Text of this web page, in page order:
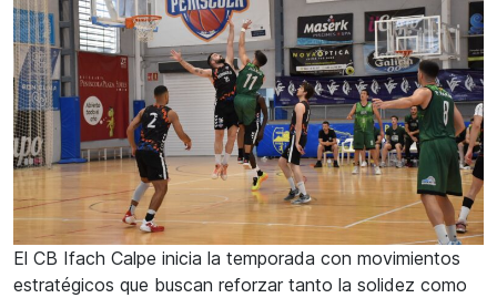
El CB Ifach Calpe inicia la temporada con movimientos
estratégicos que buscan reforzar tanto la solidez como